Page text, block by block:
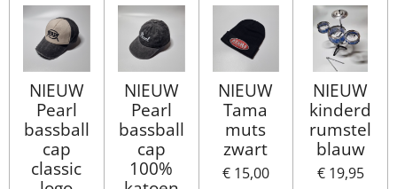
NIEUW
Pearl
bassball
cap
classic
NIEUW
Pearl
bassball
cap
100%
NIEUW
Tama
muts
zwart
€ 15,00
NIEUW
kinderd
rumstel
blauw
€ 19,95